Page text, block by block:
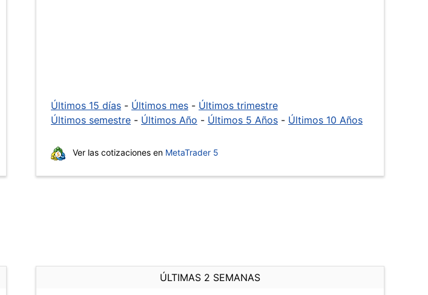
Últimos 15 días - Últimos mes - Últimos trimestre
Últimos semestre - Últimos Año - Últimos 5 Años - Últimos 10 Años
Ver las cotizaciones en MetaTrader 5
ÚLTIMAS 2 SEMANAS